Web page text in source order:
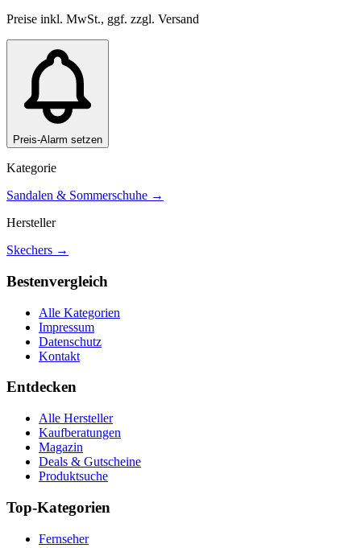
Preise inkl. MwSt., ggf. zzgl. Versand
Preis-Alarm setzen
Kategorie
Sandalen & Sommerschuhe →
Hersteller
Skechers →
Bestenvergleich
Alle Kategorien
Impressum
Datenschutz
Kontakt
Entdecken
Alle Hersteller
Kaufberatungen
Magazin
Deals & Gutscheine
Produktsuche
Top-Kategorien
Fernseher